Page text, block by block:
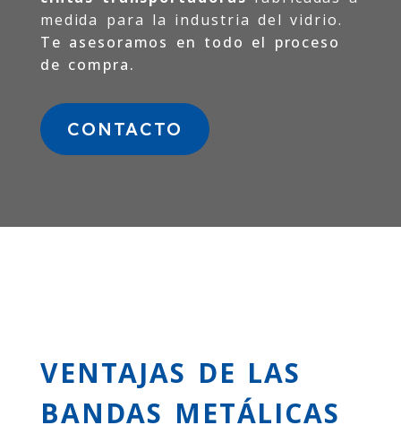
medida para la industria del vidrio.
Te asesoramos en todo el proceso
de compra.
CONTACTO
VENTAJAS DE LAS
BANDAS METÁLICAS